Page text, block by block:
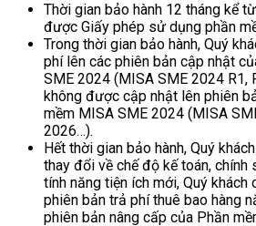
Thời gian bảo hành 12 tháng kể
được Giấy phép sử dụng phần
Trong thời gian bảo hành, Quý
phí lên các phiên bản cập nhật
SME 2024 (MISA SME 2024 R1,
không được cập nhật lên phiên
mềm MISA SME 2024 (MISA
2026…).
Hết thời gian bảo hành, Quý
thay đổi về chế độ kế toán, chính
tính năng tiện ích mới, Quý khách
phiên bản trả phí thuê bao hàng
phiên bản nâng cấp của Phần